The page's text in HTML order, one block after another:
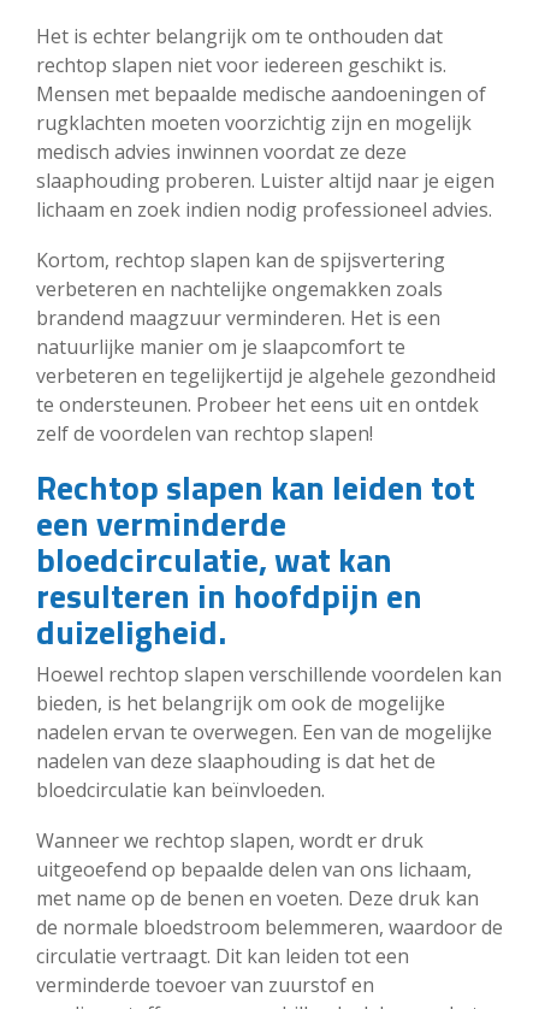
Het is echter belangrijk om te onthouden dat
rechtop slapen niet voor iedereen geschikt is.
Mensen met bepaalde medische aandoeningen of
rugklachten moeten voorzichtig zijn en mogelijk
medisch advies inwinnen voordat ze deze
slaaphouding proberen. Luister altijd naar je eigen
lichaam en zoek indien nodig professioneel advies.
Kortom, rechtop slapen kan de spijsvertering
verbeteren en nachtelijke ongemakken zoals
brandend maagzuur verminderen. Het is een
natuurlijke manier om je slaapcomfort te
verbeteren en tegelijkertijd je algehele gezondheid
te ondersteunen. Probeer het eens uit en ontdek
zelf de voordelen van rechtop slapen!
Rechtop slapen kan leiden tot
een verminderde
bloedcirculatie, wat kan
resulteren in hoofdpijn en
duizeligheid.
Hoewel rechtop slapen verschillende voordelen kan
bieden, is het belangrijk om ook de mogelijke
nadelen ervan te overwegen. Een van de mogelijke
nadelen van deze slaaphouding is dat het de
bloedcirculatie kan beïnvloeden.
Wanneer we rechtop slapen, wordt er druk
uitgeoefend op bepaalde delen van ons lichaam,
met name op de benen en voeten. Deze druk kan
de normale bloedstroom belemmeren, waardoor de
circulatie vertraagt. Dit kan leiden tot een
verminderde toevoer van zuurstof en